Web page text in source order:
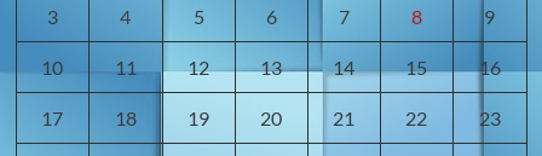
pared
3 4 5 6 7 8 9
10 11 12 13 14 15 16
17 18 19 20 21 22 23